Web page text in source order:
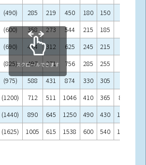
(490) 285 219 450 180 150
(600) 358 273 544 215 185
(690) 414 312 625 245 215
(825) 497 371 756 285 255
(975) 588 431 874 330 305
(1200) 712 511 1046 410 365 80
(1440) 890 645 1250 490 430 100
(1625) 1005 615 1538 600 540 140
スクロールできます